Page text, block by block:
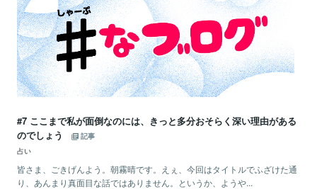
#7 ここまで私が面倒なのには、きっと多分おそらく深い理由がある
のでしょう
記事
占い
皆さま、ごきげんよう。朝霧晴です。えぇ、今回はタイトルでふざけた通
り、あんまり真面目な話ではありません。というか、ようや...